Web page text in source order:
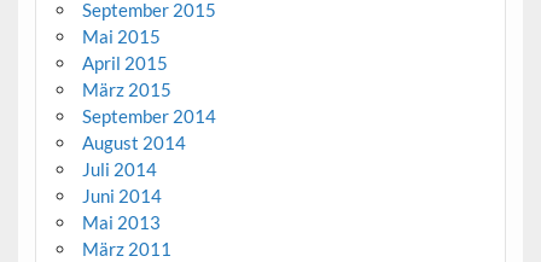
September 2015
Mai 2015
April 2015
März 2015
September 2014
August 2014
Juli 2014
Juni 2014
Mai 2013
März 2011